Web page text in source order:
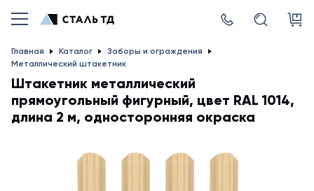
Главная Каталог
Заборы и ограждения
Металлический штакетник
Штакетник металлический
прямоугольный фигурный, цвет RAL 1014,
длина 2 м, односторонняя окраска